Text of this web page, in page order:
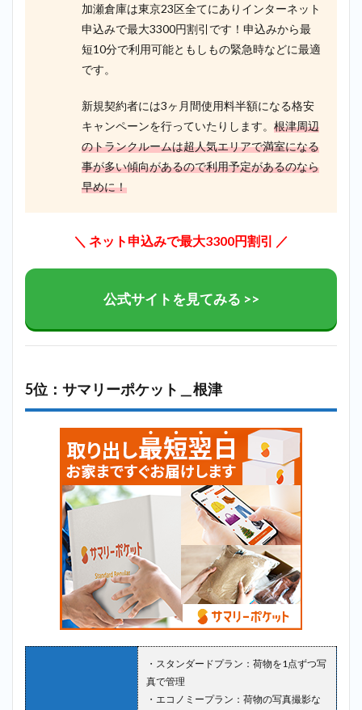
加瀬倉庫は東京23区全てにありインターネット
申込みで最大3300円割引です！申込みから最
短10分で利用可能ともしもの緊急時などに最適
です。
新規契約者には3ヶ月間使用料半額になる格安
キャンペーンを行っていたりします。 根津周辺
のトランクルームは超人気エリアで満室になる
事が多い傾向があるので利用予定があるのなら
早めに！
＼ ネット申込みで最大3300円割引 ／
公式サイトを見てみる >>
5位：サマリーポケット＿根津
・スタンダードプラン：荷物を1点ずつ写
真で管理
・エコノミープラン：荷物の写真撮影な